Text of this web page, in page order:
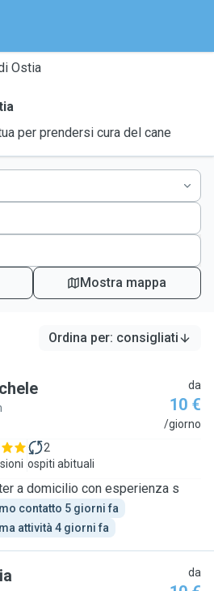
Ostia
per prendersi cura del cane
Mostra mappa
Ordina per: consigliati
da
10 €
/giorno
2
ospiti abituali
Cat sitter a domicilio con esperienza s
contatto 5 giorni fa
attività 4 giorni fa
da